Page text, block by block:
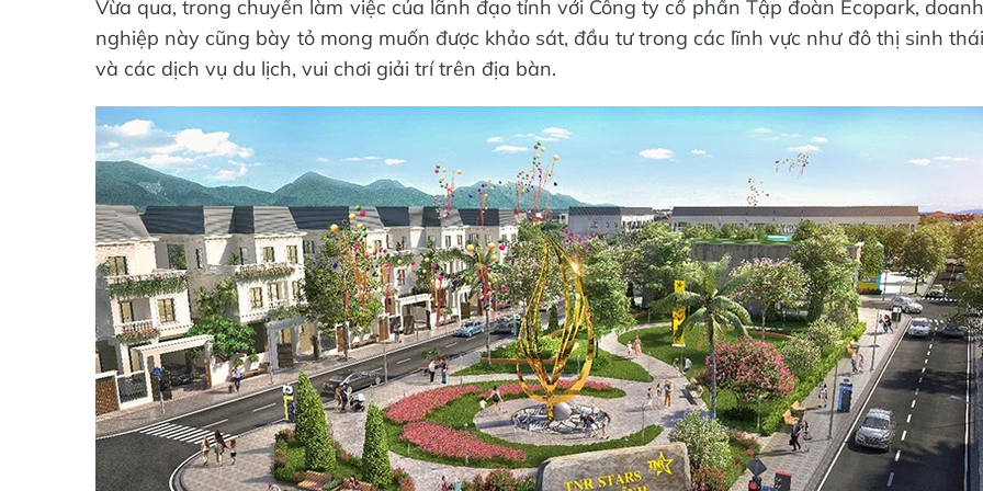
Vừa qua, trong chuyến làm việc của lãnh đạo tỉnh với Công ty cổ phần Tập đoàn Ecopark, doanh
nghiệp này cũng bày tỏ mong muốn được khảo sát, đầu tư trong các lĩnh vực như đô thị sinh thái
và các dịch vụ du lịch, vui chơi giải trí trên địa bàn.